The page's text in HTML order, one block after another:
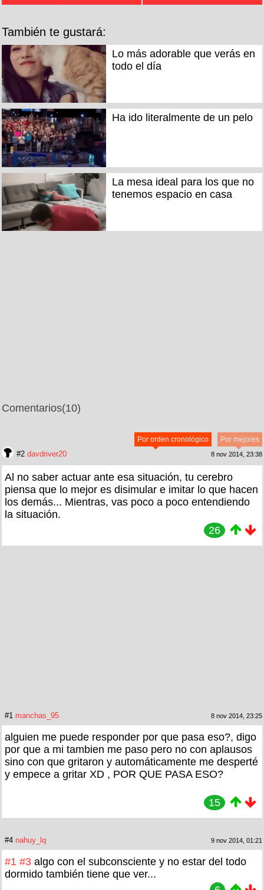
También te gustará:
Lo más adorable que verás en
todo el día
Ha ido literalmente de un pelo
La mesa ideal para los que no
tenemos espacio en casa
Comentarios(10)
Por mejores
Por orden cronológico
#2 davdriver20 8 nov 2014, 23:38
Al no saber actuar ante esa situación, tu cerebro
piensa que lo mejor es disimular e imitar lo que hacen
los demás... Mientras, vas poco a poco entendiendo
la situación.
26
#1 manchas_95 8 nov 2014, 23:25
alguien me puede responder por que pasa eso?, digo
por que a mi tambien me paso pero no con aplausos
sino con que gritaron y automáticamente me desperté
y empece a gritar XD , POR QUE PASA ESO?
15
#4 nahuy_lq 9 nov 2014, 01:21
#1 #3 algo con el subconsciente y no estar del todo
dormido también tiene que ver...